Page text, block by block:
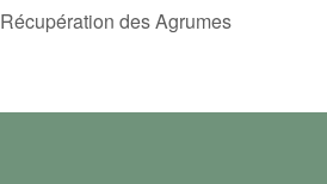
Récupération des Agrumes